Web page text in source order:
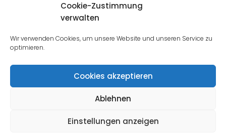
Cookie-Zustimmung
verwalten
Wir verwenden Cookies, um unsere Website und unseren Service zu
optimieren.
Cookies akzeptieren
Ablehnen
Einstellungen anzeigen
02561 6151info@ungrund-leime.de
Pflichtangaben